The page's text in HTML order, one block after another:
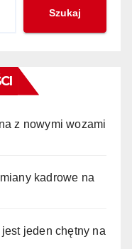
Szukaj
z nowymi wozami
kadrowe na
jeden chętny na